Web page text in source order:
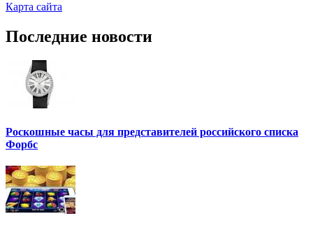
Карта сайта
Последние новости
Роскошные часы для представителей российского списка
Форбс